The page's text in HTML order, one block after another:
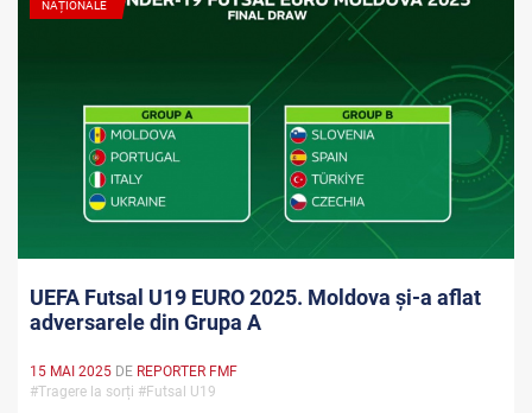
NAȚIONALE
UEFA Futsal U19 EURO 2025. Moldova și-a aflat
adversarele din Grupa A
15 MAI 2025 DE REPORTER FMF
#Tragere la sorți #Futsal U19